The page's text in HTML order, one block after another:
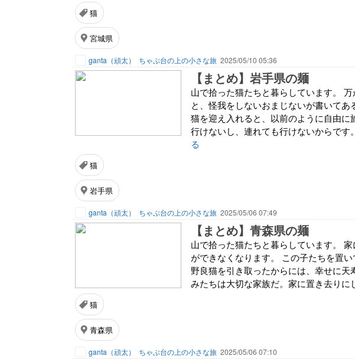
猫
宮城県
ganta（頑太） ちゃぶ台の上の小さな旅 2025/05/10 05:36
【まとめ】岩手県の麺
山で拾った猫たちと暮らしています。
と、怪我をしないおまじないが書いて
猫を迎え入れると、以前のように自由
行けないし、連れても行けないからです
る
猫
岩手県
ganta（頑太） ちゃぶ台の上の小さな旅 2025/05/06 07:49
【まとめ】青森県の麺
山で拾った猫たちと暮らしています。
ができなくなります。 この子たちを置
野良猫を引き取ったからには、幸せに
みたちは大切な家族だ。家に置き去りに
猫
青森県
ganta（頑太） ちゃぶ台の上の小さな旅 2025/05/06 07:10